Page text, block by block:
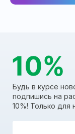
Будь в курсе
подпишись на
10%! Только для